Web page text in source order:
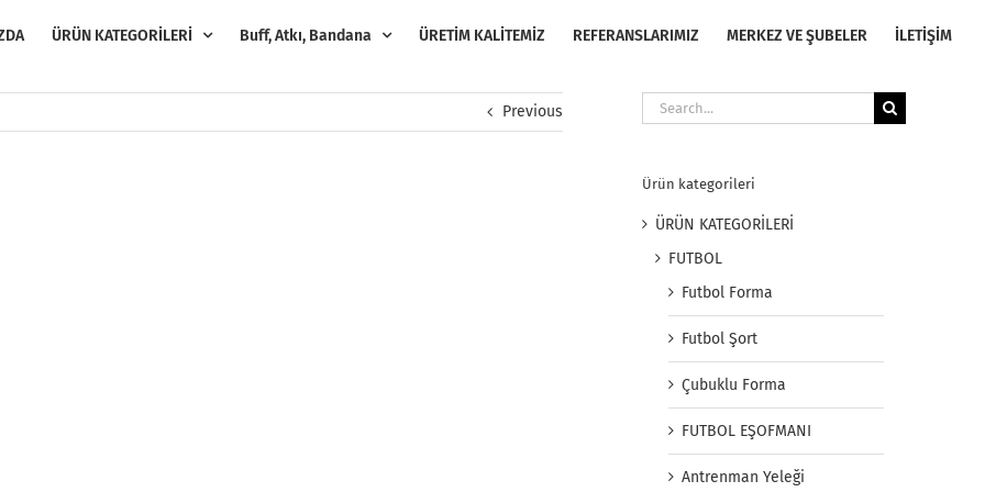
ÜRÜN KATEGORİLERİ Buff, Atkı, Bandana ÜRETİM KALİTEMİZ REFERANSLARIMIZ MERKEZ VE ŞUBELER İLETİŞİM
Previous
Search
for:
Ürün kategorileri
ÜRÜN KATEGORİLERİ
FUTBOL
Futbol Forma
Futbol Şort
Çubuklu Forma
FUTBOL EŞOFMANI
Antrenman Yeleği